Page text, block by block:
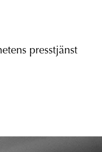
presstjänst